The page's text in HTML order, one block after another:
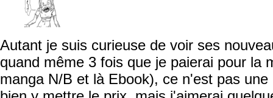
Autant je suis curieuse de voir ses
quand même 3 fois que je paierai pour la
manga N/B et là Ebook), ce n'est pas